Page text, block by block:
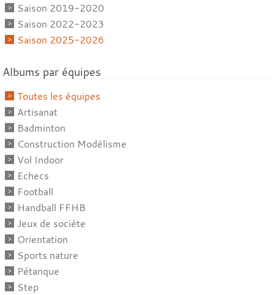
Saison 2019-2020
Saison 2022-2023
Saison 2025-2026
Albums par équipes
Toutes les équipes
Artisanat
Badminton
Construction Modélisme
Vol Indoor
Echecs
Football
Handball FFHB
Jeux de sociéte
Orientation
Sports nature
Pétanque
Step